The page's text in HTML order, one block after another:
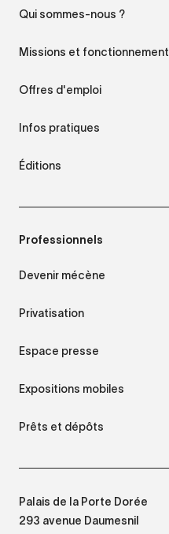
Qui sommes-nous ?
Missions et fonctionnement
Offres d'emploi
Infos pratiques
Éditions
Professionnels
Devenir mécène
Privatisation
Espace presse
Expositions mobiles
Prêts et dépôts
Palais de la Porte Dorée
293 avenue Daumesnil